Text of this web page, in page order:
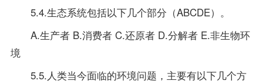
5.4.生态系统包括以下几个部分（ABCDE）。
A.生产者 B.消费者 C.还原者 D.分解者 E.非生物环
境
5.5.人类当今面临的环境问题，主要有以下几个方